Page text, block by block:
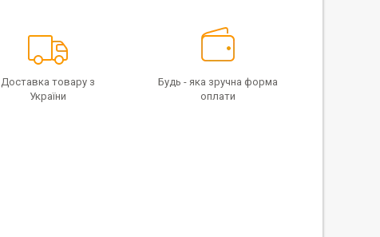
Доставка товару з
України
Будь - яка зручна форма
оплати